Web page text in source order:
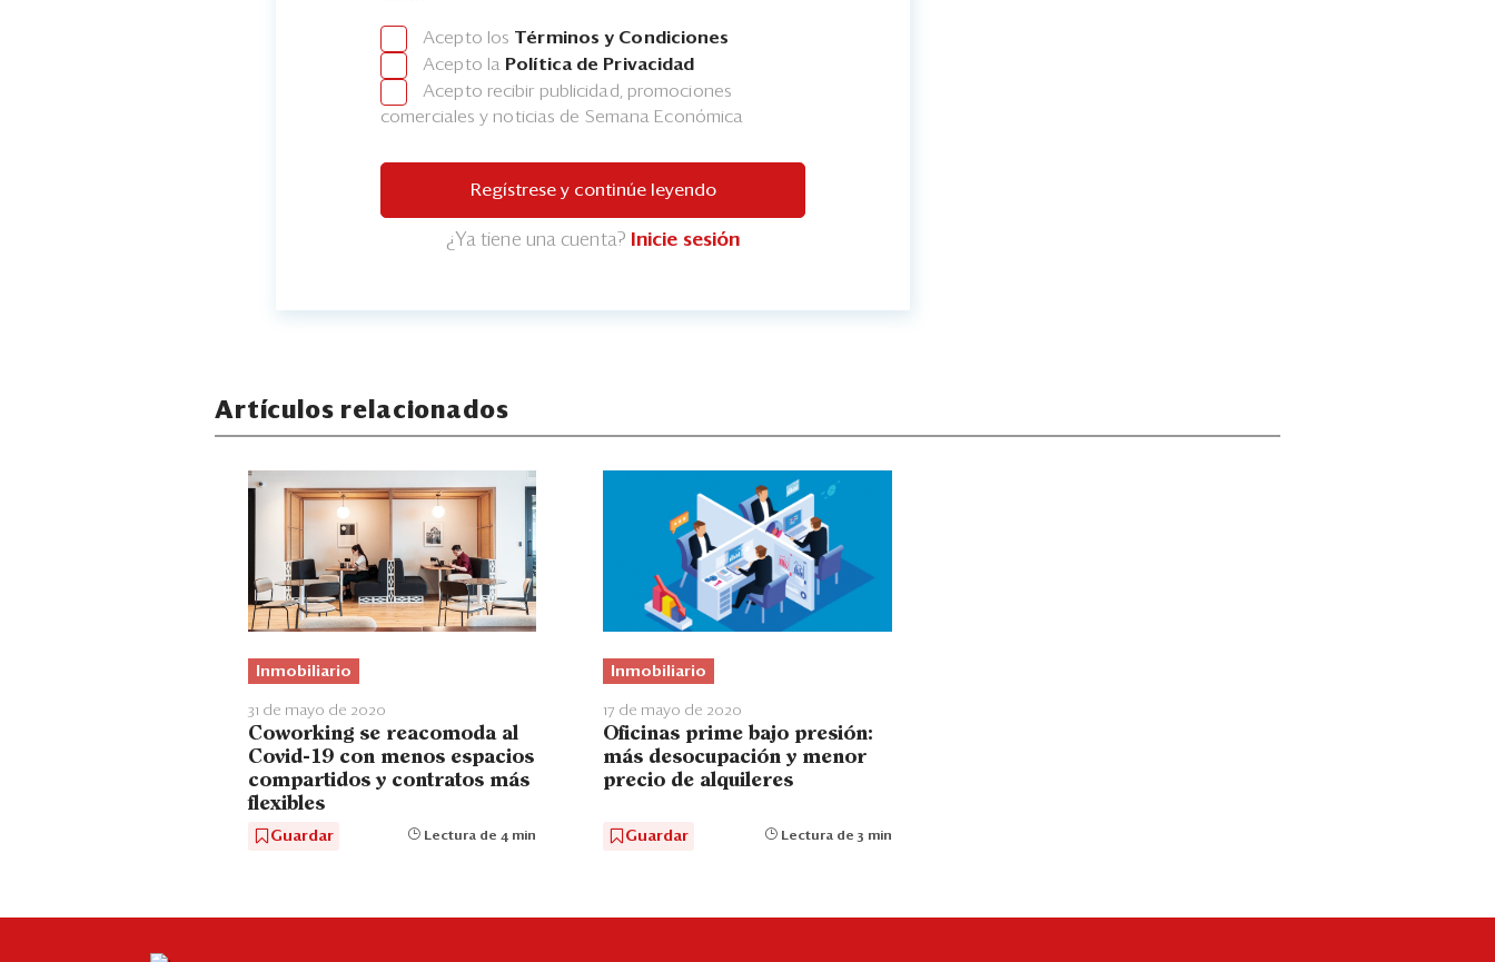
Acepto los Términos y Condiciones
Acepto la Política de Privacidad
Acepto recibir publicidad, promociones
comerciales y noticias de Semana Económica
Regístrese y continúe leyendo
¿Ya tiene una cuenta? Inicie sesión
Artículos relacionados
Inmobiliario
31 de mayo de 2020
Coworking se reacomoda al
Covid-19 con menos espacios
compartidos y contratos más
flexibles
Guardar Lectura de 4 min
Inmobiliario
17 de mayo de 2020
Oficinas prime bajo presión:
más desocupación y menor
precio de alquileres
Guardar Lectura de 3 min